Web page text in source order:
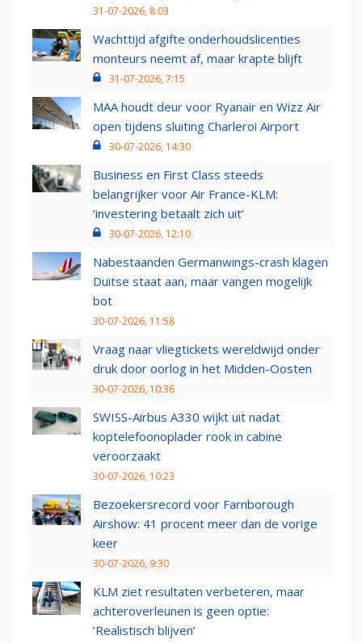
31-07-2026, 8:03
Wachttijd afgifte onderhoudslicenties
monteurs neemt af, maar krapte blijft
31-07-2026, 7:15
MAA houdt deur voor Ryanair en Wizz Air
open tijdens sluiting Charleroi Airport
30-07-2026, 14:30
Business en First Class steeds
belangrijker voor Air France-KLM:
‘investering betaalt zich uit’
30-07-2026, 12:10
Nabestaanden Germanwings-crash klagen
Duitse staat aan, maar vangen mogelijk
bot
30-07-2026, 11:58
Vraag naar vliegtickets wereldwijd onder
druk door oorlog in het Midden-Oosten
30-07-2026, 10:36
SWISS-Airbus A330 wijkt uit nadat
koptelefoonoplader rook in cabine
veroorzaakt
30-07-2026, 10:23
Bezoekersrecord voor Farnborough
Airshow: 41 procent meer dan de vorige
keer
30-07-2026, 9:30
KLM ziet resultaten verbeteren, maar
achteroverleunen is geen optie:
‘Realistisch blijven’